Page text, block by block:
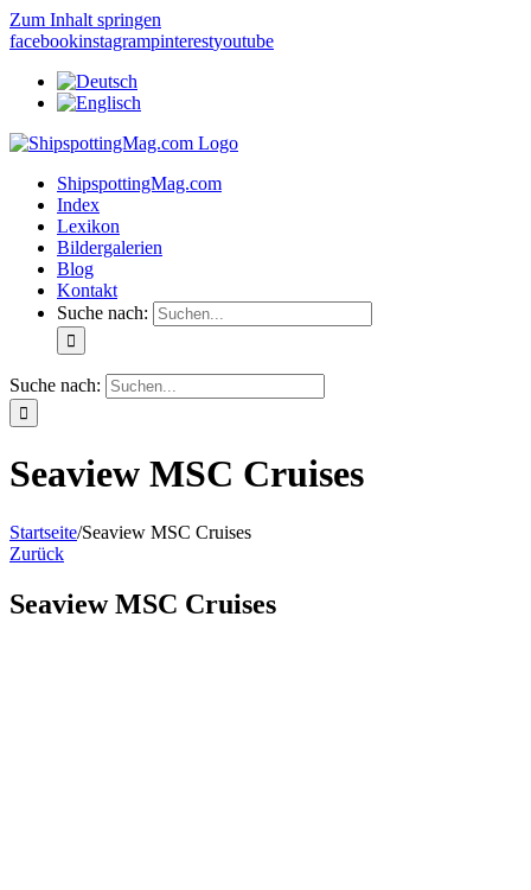
Zum Inhalt springen
facebookinstagrampinterestyoutube
ShipspottingMag.com
Index
Lexikon
Bildergalerien
Blog
Kontakt
Suche nach:
Suche nach:
Seaview MSC Cruises
Startseite/Seaview MSC Cruises
Zurück
Seaview MSC Cruises